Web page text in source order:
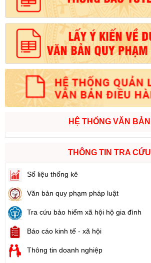
HỆ THỐNG VĂN BẢN
THÔNG TIN TRA CỨU
Số liệu thống kê
Văn bản quy phạm pháp luật
Tra cứu bảo hiểm xã hội hộ gia đình
Báo cáo kinh tế - xã hội
Thông tin doanh nghiệp